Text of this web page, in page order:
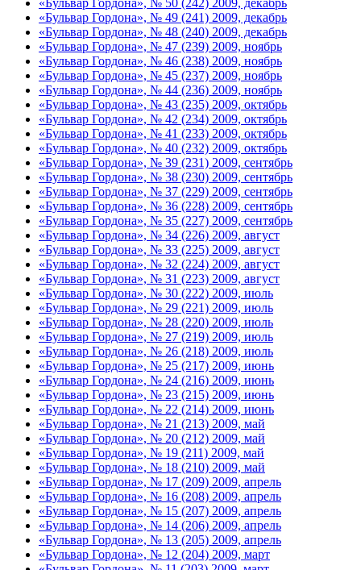
«Бульвар Гордона», № 49 (241) 2009, декабрь
«Бульвар Гордона», № 48 (240) 2009, декабрь
«Бульвар Гордона», № 47 (239) 2009, ноябрь
«Бульвар Гордона», № 46 (238) 2009, ноябрь
«Бульвар Гордона», № 45 (237) 2009, ноябрь
«Бульвар Гордона», № 44 (236) 2009, ноябрь
«Бульвар Гордона», № 43 (235) 2009, октябрь
«Бульвар Гордона», № 42 (234) 2009, октябрь
«Бульвар Гордона», № 41 (233) 2009, октябрь
«Бульвар Гордона», № 40 (232) 2009, октябрь
«Бульвар Гордона», № 39 (231) 2009, сентябрь
«Бульвар Гордона», № 38 (230) 2009, сентябрь
«Бульвар Гордона», № 37 (229) 2009, сентябрь
«Бульвар Гордона», № 36 (228) 2009, сентябрь
«Бульвар Гордона», № 35 (227) 2009, сентябрь
«Бульвар Гордона», № 34 (226) 2009, август
«Бульвар Гордона», № 33 (225) 2009, август
«Бульвар Гордона», № 32 (224) 2009, август
«Бульвар Гордона», № 31 (223) 2009, август
«Бульвар Гордона», № 30 (222) 2009, июль
«Бульвар Гордона», № 29 (221) 2009, июль
«Бульвар Гордона», № 28 (220) 2009, июль
«Бульвар Гордона», № 27 (219) 2009, июль
«Бульвар Гордона», № 26 (218) 2009, июль
«Бульвар Гордона», № 25 (217) 2009, июнь
«Бульвар Гордона», № 24 (216) 2009, июнь
«Бульвар Гордона», № 23 (215) 2009, июнь
«Бульвар Гордона», № 22 (214) 2009, июнь
«Бульвар Гордона», № 21 (213) 2009, май
«Бульвар Гордона», № 20 (212) 2009, май
«Бульвар Гордона», № 19 (211) 2009, май
«Бульвар Гордона», № 18 (210) 2009, май
«Бульвар Гордона», № 17 (209) 2009, апрель
«Бульвар Гордона», № 16 (208) 2009, апрель
«Бульвар Гордона», № 15 (207) 2009, апрель
«Бульвар Гордона», № 14 (206) 2009, апрель
«Бульвар Гордона», № 13 (205) 2009, апрель
«Бульвар Гордона», № 12 (204) 2009, март